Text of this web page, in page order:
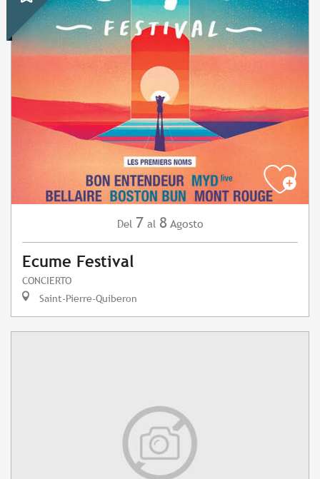
Del 7 al 8 Agosto
Ecume Festival
CONCIERTO
Saint-Pierre-Quiberon